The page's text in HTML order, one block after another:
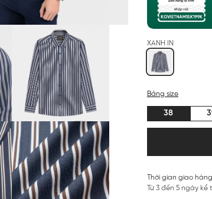
XANH IN
Bảng size
38
Thời gian giao
Từ 3 đến 5 ngày